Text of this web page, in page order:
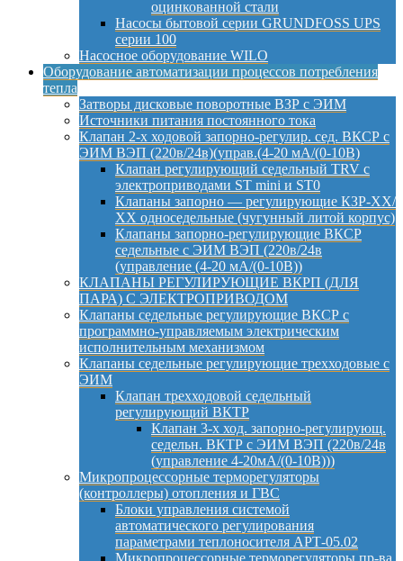
оцинкованной стали
Насосы бытовой серии GRUNDFOSS UPS
серии 100
Насосное оборудование WILO
Оборудование автоматизации процессов потребления
тепла
Затворы дисковые поворотные ВЗР с ЭИМ
Источники питания постоянного тока
Клапан 2-х ходовой запорно-регулир. сед. ВКСР с
ЭИМ ВЭП (220в/24в)(управ.(4-20 мА/(0-10В)
Клапан регулирующий седельный TRV с
электроприводами ST mini и ST0
Клапаны запорно — регулирующие КЗР-ХХ/
ХХ односедельные (чугунный литой корпус)
Клапаны запорно-регулирующие ВКСР
седельные с ЭИМ ВЭП (220в/24в
(управление (4-20 мА/(0-10В))
КЛАПАНЫ РЕГУЛИРУЮЩИЕ ВКРП (ДЛЯ
ПАРА) С ЭЛЕКТРОПРИВОДОМ
Клапаны седельные регулирующие ВКСР с
программно-управляемым электрическим
исполнительным механизмом
Клапаны седельные регулирующие трехходовые с
ЭИМ
Клапан трехходовой седельный
регулирующий ВКТР
Клапан 3-х ход. запорно-регулирующ.
седельн. ВКТР с ЭИМ ВЭП (220в/24в
(управление 4-20мА/(0-10В)))
Микропроцессорные терморегуляторы
(контроллеры) отопления и ГВС
Блоки управления системой
автоматического регулирования
параметрами теплоносителя АРТ-05.02